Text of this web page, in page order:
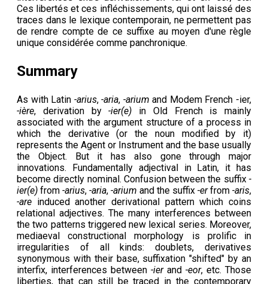
Ces libertés et ces infléchissements, qui ont laissé des
traces dans le lexique contemporain, ne permettent pas
de rendre compte de ce suffixe au moyen d'une règle
unique considérée comme panchronique.
Summary
As with Latin -arius,-aria, -arium and Modem French -ier,
-ière, derivation by-ier(e) in Old French is mainly
associated with the argument structure of a process in
which the derivative (or the noun modified by it)
represents the Agent or Instrument and the base usually
the Object. But it has also gone through major
innovations. Fundamentally adjectival in Latin, it has
become directly nominal. Confusion between the suffix -
ier(e) from -arius, -aria, -arium and the suffix -erfrom -aris,
-are induced another derivational pattern which coins
relational adjectives. The many interferences between
the two patterns triggered new lexical series. Moreover,
mediaeval constructional morphology is prolific in
irregularities of all kinds: doublets, derivatives
synonymous with their base, suffixation "shifted" by an
interfix, interferences between -ierand -eor, etc. Those
liberties, that can still be traced in the contemporary